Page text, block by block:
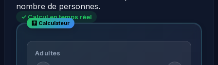
nombre de personnes.
✓ Calcul en temps réel
Adultes